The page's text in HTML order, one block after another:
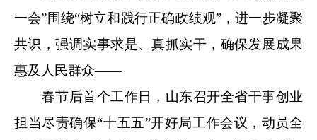
一会”围绕“树立和践行正确政绩观”，进一步凝聚
共识，强调实事求是、真抓实干，确保发展成果
惠及人民群众——
春节后首个工作日，山东召开全省干事创业
担当尽责确保“十五五”开好局工作会议，动员全